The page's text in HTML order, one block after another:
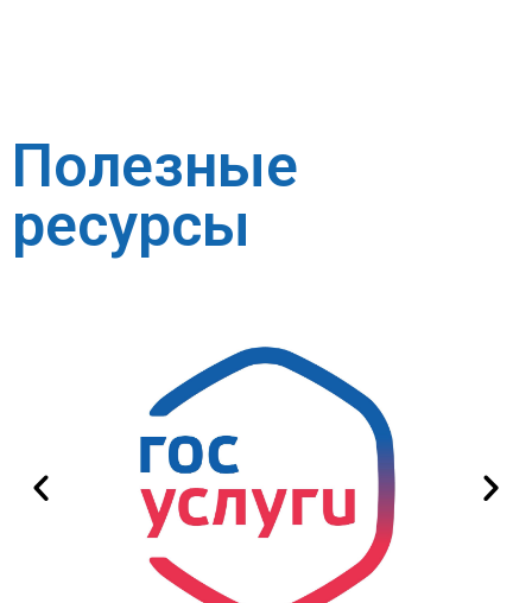
Полезные
ресурсы